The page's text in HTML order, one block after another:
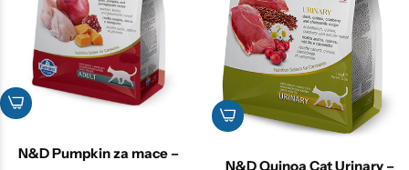
N&D Pumpkin za mace –
N&D Quinoa Cat Urinary –